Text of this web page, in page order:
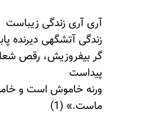
آری آری زندگی زیباست
زندگی آتشگهی دیرنده
گر بیفروزیش، رقص
پیداست
ورنه خاموش است و
ماست.» (1)